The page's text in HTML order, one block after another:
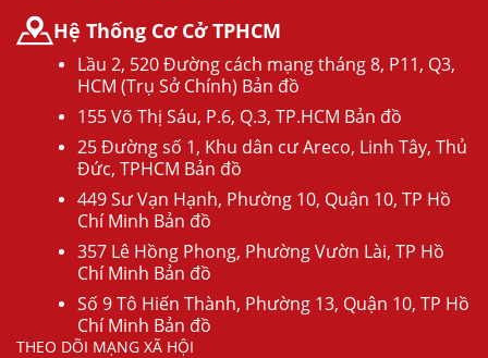
Hệ Thống Cơ Cở TPHCM
Lầu 2, 520 Đường cách mạng tháng 8, P11, Q3,
HCM (Trụ Sở Chính) Bản đồ
155 Võ Thị Sáu, P.6, Q.3, TP.HCM Bản đồ
25 Đường số 1, Khu dân cư Areco, Linh Tây, Thủ
Đức, TPHCM Bản đồ
449 Sư Vạn Hạnh, Phường 10, Quận 10, TP Hồ
Chí Minh Bản đồ
357 Lê Hồng Phong, Phường Vườn Lài, TP Hồ
Chí Minh Bản đồ
Số 9 Tô Hiến Thành, Phường 13, Quận 10, TP Hồ
Chí Minh Bản đồ
THEO DÕI MẠNG XÃ HỘI